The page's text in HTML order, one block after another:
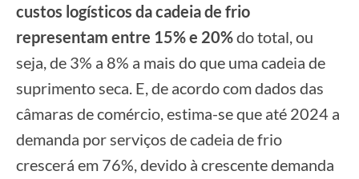
custos logísticos da cadeia de frio
representam entre 15% e 20%do total, ou
seja, de 3% a 8% a mais do que uma cadeia de
suprimento seca. E, de acordo com dados das
câmaras de comércio, estima-se que até 2024 a
demanda por serviços de cadeia de frio
crescerá em 76%, devido à crescente demanda